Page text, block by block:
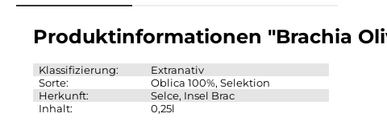
Produktinformationen "Brachia
Klassifizierung:
Extranativ
Sorte:
Oblica 100%, Selektion
Herkunft:
Selce, Insel Brac
Inhalt:
0,25l